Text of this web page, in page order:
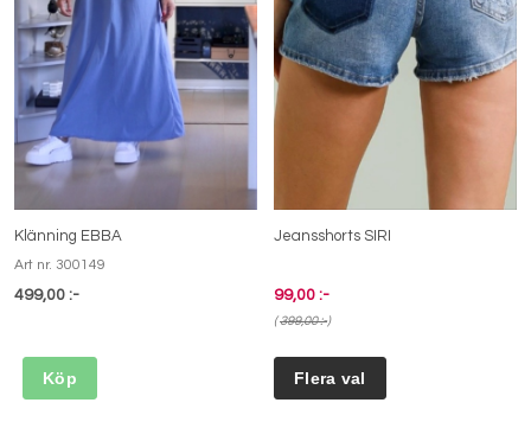
Klänning EBBA
Art nr. 300149
499,00 :-
Köp
Jeansshorts SIRI
99,00 :-
(399,00 :-)